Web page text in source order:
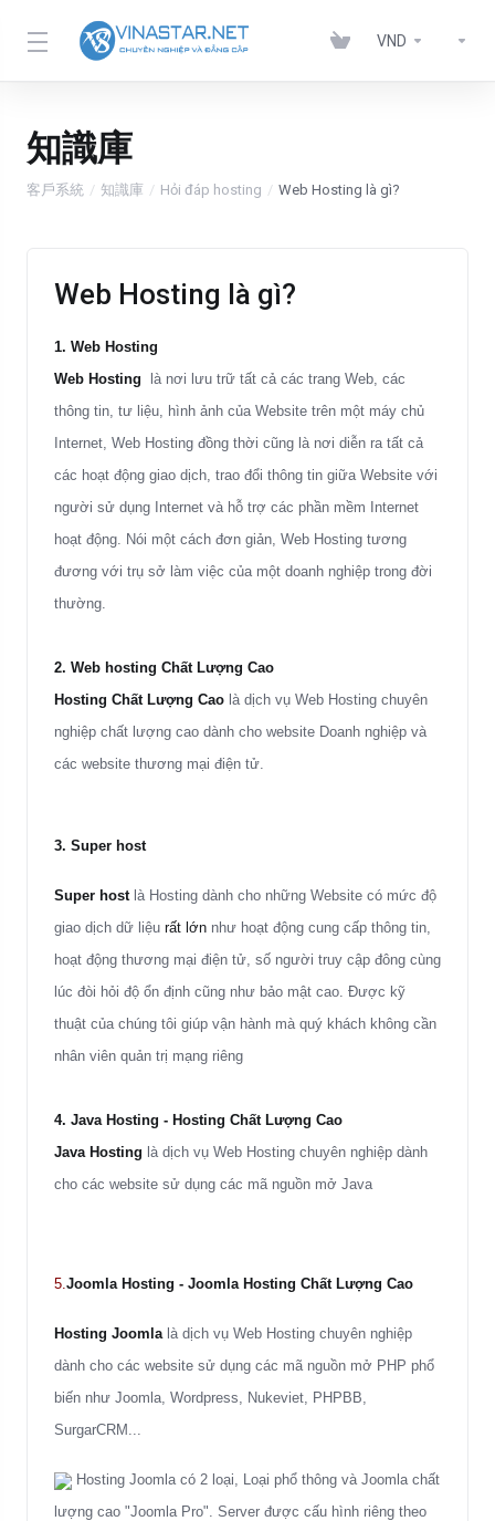
VND
知識庫
客戶系統 知識庫 Hỏi đáp hosting Web Hosting là gì?
Web Hosting là gì?
1. Web Hosting
Web Hosting là nơi lưu trữ tất cả các trang Web, các
thông tin, tư liệu, hình ảnh của Website trên một máy chủ
Internet, Web Hosting đồng thời cũng là nơi diễn ra tất cả
các hoạt động giao dịch, trao đổi thông tin giữa Website với
người sử dụng Internet và hỗ trợ các phần mềm Internet
hoạt động. Nói một cách đơn giản, Web Hosting tương
đương với trụ sở làm việc của một doanh nghiệp trong đời
thường.
2. Web hosting Chất Lượng Cao
Hosting Chất Lượng Cao là dịch vụ Web Hosting chuyên
nghiệp chất lượng cao dành cho website Doanh nghiệp và
các website thương mại điện tử.
3. Super host
Super host là Hosting dành cho những Website có mức độ
giao dịch dữ liệu rất lớn như hoạt động cung cấp thông tin,
hoạt động thương mại điện tử, số người truy cập đông cùng
lúc đòi hỏi độ ổn định cũng như bảo mật cao. Được kỹ
thuật của chúng tôi giúp vận hành mà quý khách không cần
nhân viên quản trị mạng riêng
4. Java Hosting - Hosting Chất Lượng Cao
Java Hosting là dịch vụ Web Hosting chuyên nghiệp dành
cho các website sử dụng các mã nguồn mở Java
5.Joomla Hosting - Joomla Hosting Chất Lượng Cao
Hosting Joomla là dịch vụ Web Hosting chuyên nghiệp
dành cho các website sử dụng các mã nguồn mở PHP phổ
biến như Joomla, Wordpress, Nukeviet, PHPBB,
SurgarCRM...
Hosting Joomla có 2 loại, Loại phổ thông và Joomla chất
lượng cao "Joomla Pro". Server được cấu hình riêng theo